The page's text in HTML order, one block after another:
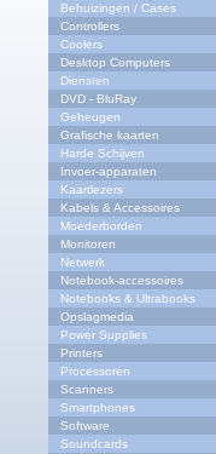
Behuizingen / Cases
Controllers
Coolers
Desktop Computers
Diensten
DVD - BluRay
Geheugen
Grafische kaarten
Harde Schijven
Invoer-apparaten
Kaartlezers
Kabels & Accessoires
Moederborden
Monitoren
Netwerk
Notebook-accessoires
Notebooks & Ultrabooks
Opslagmedia
Power Supplies
Printers
Processoren
Scanners
Smartphones
Software
Soundcards